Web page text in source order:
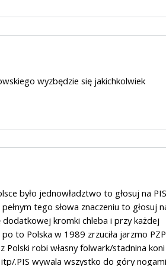
wyzbędzie się jakichkolwiek
było jednowładztwo to głosuj na
tego słowa znaczeniu to głosuj
kromki chleba i przy każdej
to Polska w 1989 zrzuciła jarzmo
robi własny folwark/stadnina
.PIS wywala wszystko do góry